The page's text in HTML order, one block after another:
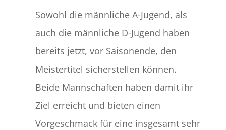
Sowohl die männliche A-Jugend, als
auch die männliche D-Jugend haben
bereits jetzt, vor Saisonende, den
Meistertitel sicherstellen können.
Beide Mannschaften haben damit ihr
Ziel erreicht und bieten einen
Vorgeschmack für eine insgesamt sehr